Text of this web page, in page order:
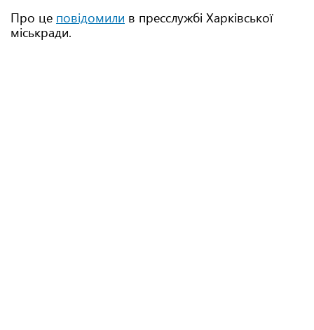
Про це повідомили в пресслужбі Харківської
міськради.